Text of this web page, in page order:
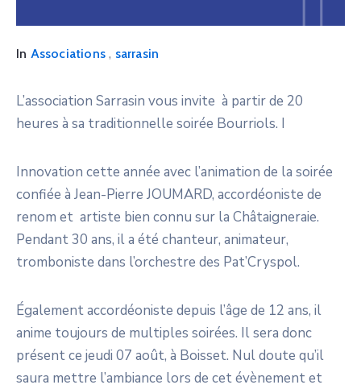
In Associations , sarrasin
L’association Sarrasin vous invite à partir de 20
heures à sa traditionnelle soirée Bourriols. I
Innovation cette année avec l’animation de la soirée
confiée à Jean-Pierre JOUMARD, accordéoniste de
renom et artiste bien connu sur la Châtaigneraie.
Pendant 30 ans, il a été chanteur, animateur,
tromboniste dans l’orchestre des Pat’Cryspol.
Également accordéoniste depuis l’âge de 12 ans, il
anime toujours de multiples soirées. Il sera donc
présent ce jeudi 07 août, à Boisset. Nul doute qu’il
saura mettre l’ambiance lors de cet évènement et